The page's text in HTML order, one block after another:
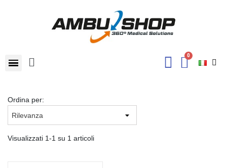
Ordina per:
Visualizzati 1-1 su 1 articoli